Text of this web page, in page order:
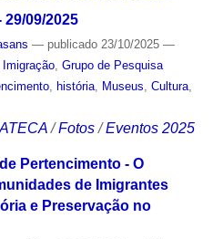
09/2025
— publicado23/10/2025 —
Imigração, Grupo de Pesquisa
, história, Museus Cultura,
/Fotos /Eventos 2025
Pertencimento - O
de Imigrantes
e Preservação no